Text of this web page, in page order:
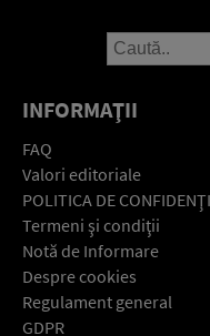
INFORMAŢII
FAQ
Valori editoriale
POLITICA DE
Termeni şi condiţii
Notă de Informare
Despre cookies
Regulament general
GDPR